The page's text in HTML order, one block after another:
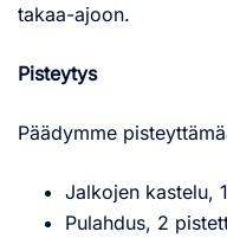
takaa-ajoon.
Pisteytys
Päädymme
Jalkojen kastelu,
Pulahdus, 2